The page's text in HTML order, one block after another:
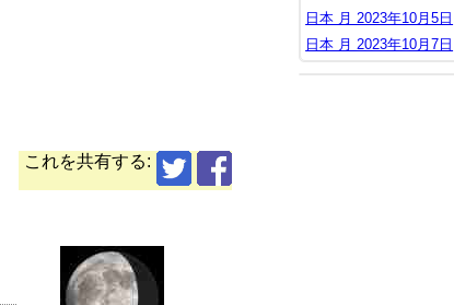
これを共有する:
日本 月 2023年10月5日
日本 月 2023年10月7日